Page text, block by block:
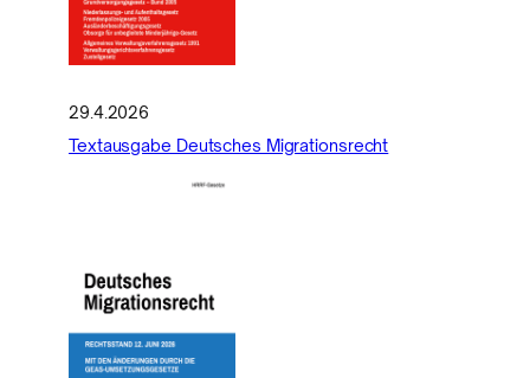
29.4.2026
Textausgabe Deutsches Migrationsrecht